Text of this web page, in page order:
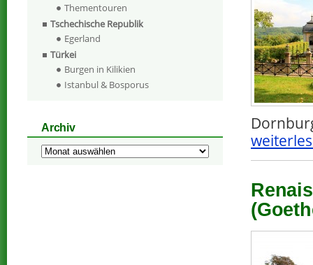
Thementouren
Tschechische Republik
Egerland
Türkei
Burgen in Kilikien
Istanbul & Bosporus
Archiv
Archiv